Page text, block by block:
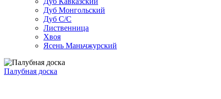
Дуб Монгольский
Дуб С/С
Лиственница
Хвоя
Ясень Маньчжурский
Палубная доска